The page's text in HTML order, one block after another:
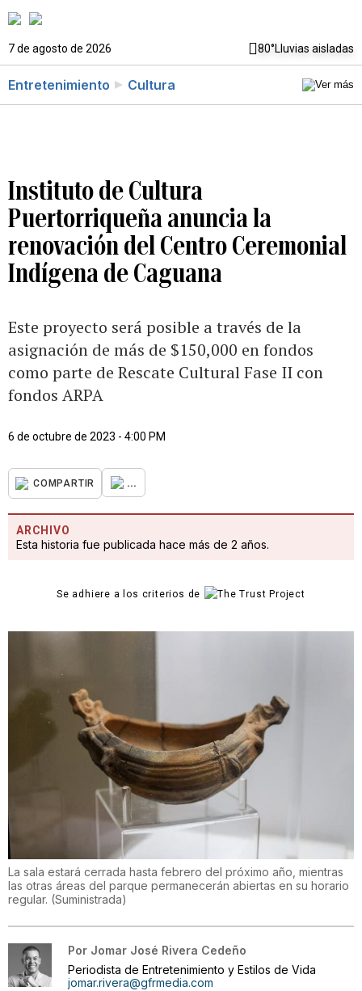
7 de agosto de 2026 80°Lluvias aisladas
Entretenimiento Cultura
Instituto de Cultura
Puertorriqueña anuncia la
renovación del Centro Ceremonial
Indígena de Caguana
Este proyecto será posible a través de la
asignación de más de $150,000 en fondos
como parte de Rescate Cultural Fase II con
fondos ARPA
6 de octubre de 2023 - 4:00 PM
COMPARTIR ...
ARCHIVO
Esta historia fue publicada hace más de 2 años.
Se adhiere a los criterios de
La sala estará cerrada hasta febrero del próximo año, mientras
las otras áreas del parque permanecerán abiertas en su horario
regular. (Suministrada)
Por Jomar José Rivera Cedeño
Periodista de Entretenimiento y Estilos de Vida
jomar.rivera@gfrmedia.com